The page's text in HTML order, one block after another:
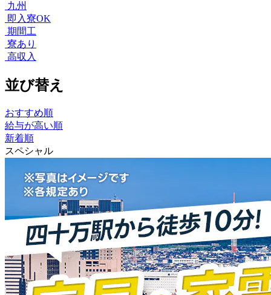
九州
即入寮OK
期間工
寮あり
高収入
並び替え
おすすめ順
給与が高い順
新着順
スペシャル